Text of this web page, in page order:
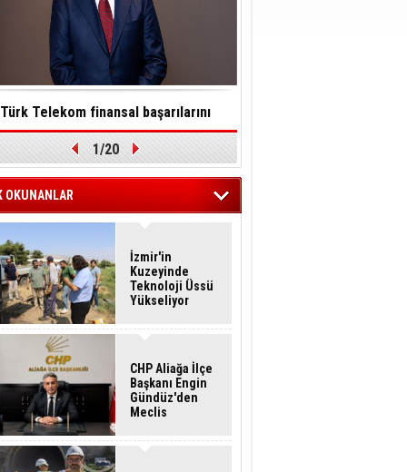
Türk Telekom finansal başarılarını
vizyonuyla taçlandırdı
1/20
OKUNANLAR
İzmir'in
Kuzeyinde
Teknoloji Üssü
Yükseliyor
CHP Aliağa İlçe
Başkanı Engin
Gündüz'den
Meclis
Çağrısı